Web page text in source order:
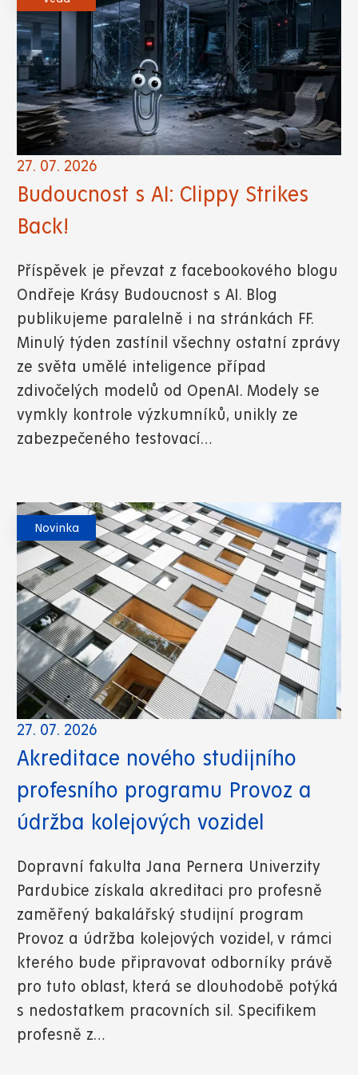
27. 07. 2026
Budoucnost s AI: Clippy Strikes
Back!
Příspěvek je převzat z facebookového blogu
Ondřeje Krásy Budoucnost s AI. Blog
publikujeme paralelně i na stránkách FF.
Minulý týden zastínil všechny ostatní zprávy
ze světa umělé inteligence případ
zdivočelých modelů od OpenAI. Modely se
vymkly kontrole výzkumníků, unikly ze
zabezpečeného testovací…
Novinka
27. 07. 2026
Akreditace nového studijního
profesního programu Provoz a
údržba kolejových vozidel
Dopravní fakulta Jana Pernera Univerzity
Pardubice získala akreditaci pro profesně
zaměřený bakalářský studijní program
Provoz a údržba kolejových vozidel, v rámci
kterého bude připravovat odborníky právě
pro tuto oblast, která se dlouhodobě potýká
s nedostatkem pracovních sil. Specifikem
profesně z…